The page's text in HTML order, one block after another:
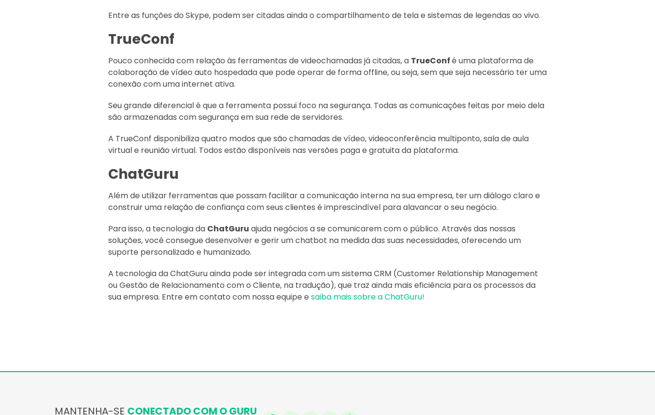
Entre as funções do Skype, podem ser citadas ainda o compartilhamento de tela e sistemas de legendas ao vivo.
TrueConf
Pouco conhecida com relação às ferramentas de videochamadas já citadas, a TrueConfé uma plataforma de
colaboração de vídeo auto hospedada que pode operar de forma offline, ou seja, sem que seja necessário ter uma
conexão com uma internet ativa.
Seu grande diferencial é que a ferramenta possui foco na segurança. Todas as comunicações feitas por meio dela
são armazenadas com segurança em sua rede de servidores.
A TrueConf disponibiliza quatro modos que são chamadas de vídeo, videoconferência multiponto, sala de aula
virtual e reunião virtual. Todos estão disponíveis nas versões paga e gratuita da plataforma.
ChatGuru
Além de utilizar ferramentas que possam facilitar a comunicação interna na sua empresa, ter um diálogo claro e
construir uma relação de confiança com seus clientes é imprescindível para alavancar o seu negócio.
Para isso, a tecnologia da ChatGuru ajuda negócios a se comunicarem com o público. Através das nossas
soluções, você consegue desenvolver e gerir um chatbot na medida das suas necessidades, oferecendo um
suporte personalizado e humanizado.
A tecnologia da ChatGuru ainda pode ser integrada com um sistema CRM (Customer Relationship Management
ou Gestão de Relacionamento com o Cliente, na tradução), que traz ainda mais eficiência para os processos da
sua empresa. Entre em contato com nossa equipe e saiba mais sobre a ChatGuru!
MANTENHA-SE CONECTADO COM O GURU